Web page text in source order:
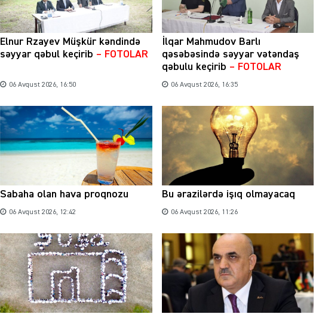
Elnur Rzayev Müşkür kəndində
səyyar qəbul keçirib – FOTOLAR
06 Avqust 2026, 16:50
İlqar Mahmudov Barlı
qəsəbəsində səyyar vətəndaş
qəbulu keçirib – FOTOLAR
06 Avqust 2026, 16:35
Sabaha olan hava proqnozu
06 Avqust 2026, 12:42
Bu ərazilərdə işıq olmayacaq
06 Avqust 2026, 11:26